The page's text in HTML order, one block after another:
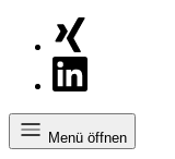
Menü öffnen